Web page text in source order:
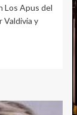
Los Apus del
Valdivia y